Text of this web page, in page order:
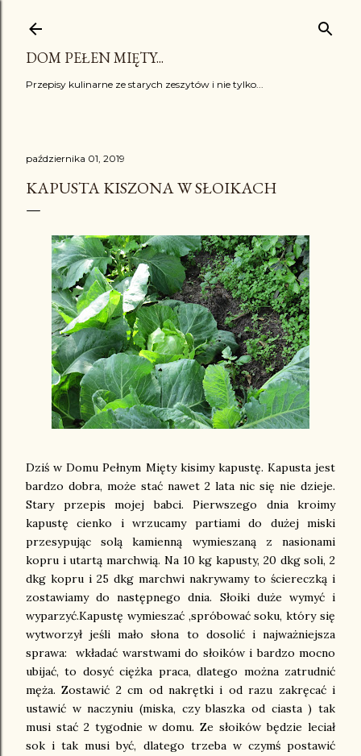
DOM PEŁEN MIĘTY...
Przepisy kulinarne ze starych zeszytów i nie tylko...
października 01, 2019
KAPUSTA KISZONA W SŁOIKACH
Dziś w Domu Pełnym Mięty kisimy kapustę. Kapusta jest
bardzo dobra, może stać nawet 2 lata nic się nie dzieje.
Stary przepis mojej babci. Pierwszego dnia kroimy
kapustę cienko i wrzucamy partiami do dużej miski
przesypując solą kamienną wymieszaną z nasionami
kopru i utartą marchwią. Na 10 kg kapusty, 20 dkg soli, 2
dkg kopru i 25 dkg marchwi nakrywamy to ściereczką i
zostawiamy do następnego dnia. Słoiki duże wymyć i
wyparzyć.Kapustę wymieszać ,spróbować soku, który się
wytworzył jeśli mało słona to dosolić i najważniejsza
sprawa: wkładać warstwami do słoików i bardzo mocno
ubijać, to dosyć ciężka praca, dlatego można zatrudnić
męża. Zostawić 2 cm od nakrętki i od razu zakręcać i
ustawić w naczyniu (miska, czy blaszka od ciasta ) tak
musi stać 2 tygodnie w domu. Ze słoików będzie leciał
sok i tak musi być, dlatego trzeba w czymś postawić